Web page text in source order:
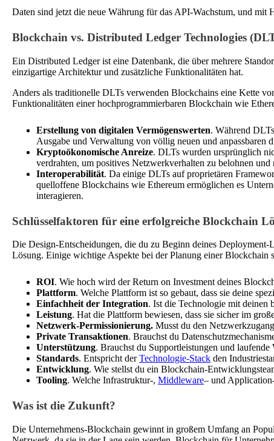
Daten sind jetzt die neue Währung für das API-Wachstum, und
Blockchain vs. Distributed Ledger Technologies
Ein Distributed Ledger ist eine Datenbank, die über mehrere
einzigartige Architektur und zusätzliche Funktionalitäten hat.
Anders als traditionelle DLTs verwenden Blockchains eine Kette
Funktionalitäten einer hochprogrammierbaren Blockchain wie
Erstellung von digitalen Vermögenswerten. Während
Ausgabe und Verwaltung von völlig neuen und anpassbaren
Kryptoökonomische Anreize. DLTs wurden ursprünglich
verdrahten, um positives Netzwerkverhalten zu belohnen
Interoperabilität. Da einige DLTs auf proprietären
quelloffene Blockchains wie Ethereum ermöglichen es
interagieren.
Schlüsselfaktoren für eine erfolgreiche Blockchain
Die Design-Entscheidungen, die du zu Beginn deines
Lösung. Einige wichtige Aspekte bei der Planung einer Blockchain
ROI. Wie hoch wird der Return on Investment deines
Plattform. Welche Plattform ist so gebaut, dass sie deine
Einfachheit der Integration. Ist die Technologie mit deinen
Leistung. Hat die Plattform bewiesen, dass sie sicher im
Netzwerk-Permissionierung. Musst du den
Private Transaktionen. Brauchst du
Unterstützung. Brauchst du Supportleistungen und laufende
Standards. Entspricht derTechnologie-Stack den
Entwicklung. Wie stellst du ein Blockchain-
Tooling. Welche Infrastruktur-, Middleware– und
Was ist die Zukunft?
Die Unternehmens-Blockchain gewinnt in großem Umfang an